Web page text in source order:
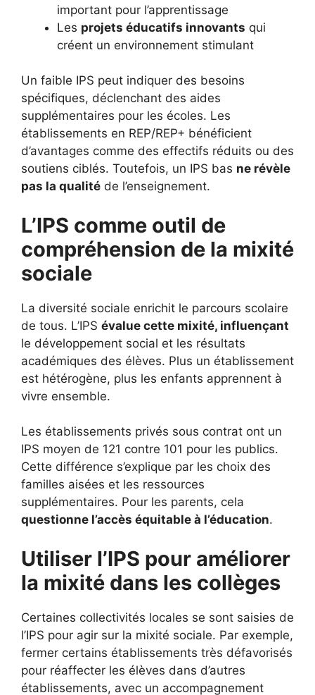
important pour l’apprentissage
Les projets éducatifs innovants qui
créent un environnement stimulant
Un faible IPS peut indiquer des besoins
spécifiques, déclenchant des aides
supplémentaires pour les écoles. Les
établissements en REP/REP+ bénéficient
d’avantages comme des effectifs réduits ou des
soutiens ciblés. Toutefois, un IPS bas ne révèle
pas la qualité de l’enseignement.
L’IPS comme outil de
compréhension de la mixité
sociale
La diversité sociale enrichit le parcours scolaire
de tous. L’IPS évalue cette mixité, influençant
le développement social et les résultats
académiques des élèves. Plus un établissement
est hétérogène, plus les enfants apprennent à
vivre ensemble.
Les établissements privés sous contrat ont un
IPS moyen de 121 contre 101 pour les publics.
Cette différence s’explique par les choix des
familles aisées et les ressources
supplémentaires. Pour les parents, cela
questionne l’accès équitable à l’éducation.
Utiliser l’IPS pour améliorer
la mixité dans les collèges
Certaines collectivités locales se sont saisies de
l’IPS pour agir sur la mixité sociale. Par exemple,
fermer certains établissements très défavorisés
pour réaffecter les élèves dans d’autres
établissements, avec un accompagnement